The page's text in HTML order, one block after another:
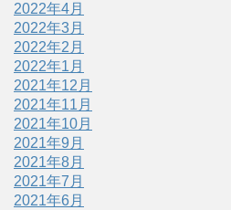
2022年4月
2022年3月
2022年2月
2022年1月
2021年12月
2021年11月
2021年10月
2021年9月
2021年8月
2021年7月
2021年6月